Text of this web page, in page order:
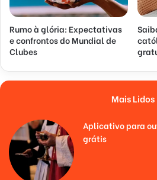
Rumo à glória: Expectativas
e confrontos do Mundial de
Clubes
Mais Lidos
Aplicativo para
grátis